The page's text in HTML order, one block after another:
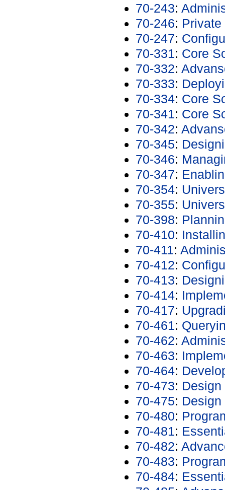
70-243:
70-246:
70-247:
70-331: Core
70-332:
70-333:
70-334: Core
70-341: Core
70-342:
70-345:
70-346:
70-347:
70-354:
70-355:
70-398:
70-410:
70-411:
70-412:
70-413:
70-414:
70-417:
70-461:
70-462:
70-463:
70-464:
70-473:
70-475:
70-480:
70-481:
70-482:
70-483:
70-484: